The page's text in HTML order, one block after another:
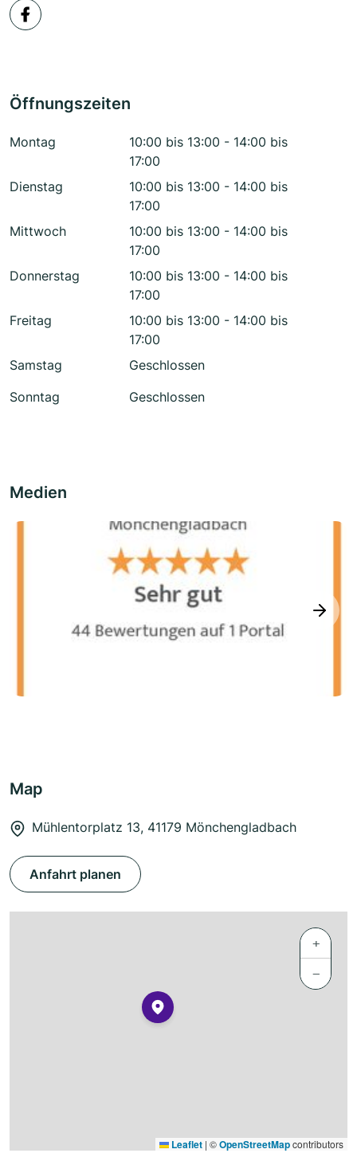
Öffnungszeiten
Montag
10:00 bis 13:00 - 14:00 bis
17:00
Dienstag
10:00 bis 13:00 - 14:00 bis
17:00
Mittwoch
10:00 bis 13:00 - 14:00 bis
17:00
Donnerstag
10:00 bis 13:00 - 14:00 bis
17:00
Freitag
10:00 bis 13:00 - 14:00 bis
17:00
Samstag
Geschlossen
Sonntag
Geschlossen
Medien
next
Map
Mühlentorplatz 13, 41179 Mönchengladbach
Anfahrt planen
+
−
Leaflet | ©OpenStreetMapcontributors